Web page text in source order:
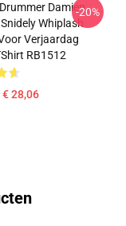
Damien
Whiplash
Verjaardag
RB1512
€ 28,06
-20%